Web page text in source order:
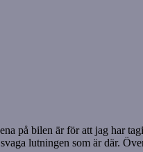
på bilen är för att jag har
lutningen som är där.